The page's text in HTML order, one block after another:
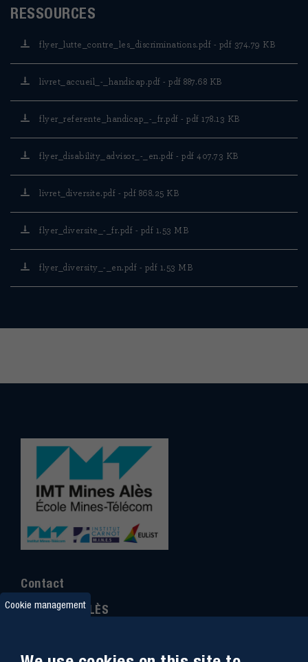
RESSOURCES
flyer_lutte_contre_les_discriminations.pdf - pdf 374.79 KB
livret_accueil_-_handicap.pdf - pdf 887.68 KB
flyer_referente_handicap_-_fr.pdf - pdf 178.13 KB
flyer_disability_advisor_-_en.pdf - pdf 407.73 KB
livret_diversite.pdf - pdf 868.25 KB
flyer_diversite_-_fr.pdf - pdf 1.53 MB
flyer_diversity_-_en.pdf - pdf 1.53 MB
Contact
IMT MINES ALÈS
6 Avenue de Clavières
Cookie management